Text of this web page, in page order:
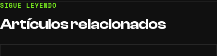
SIGUE LEYENDO
Artículosrelacionados